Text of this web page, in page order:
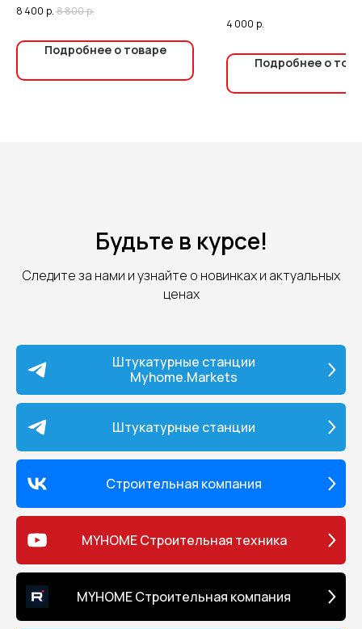
8 400 р. 8 800р.
Подробнее о товаре
4 000 р.
Подробнее о
Будьте в курсе!
Следите за нами и узнайте о новинках и актуальных
ценах
Штукатурные станции
Myhome.Markets
Штукатурные станции
Строительная компания
MYHOME Строительная техника
MYHOME Строительная компания